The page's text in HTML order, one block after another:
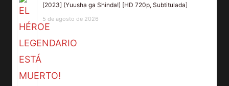
[2023] (Yuusha ga Shinda!) [HD 720p, Subtitulada]
5 de agosto de 2026